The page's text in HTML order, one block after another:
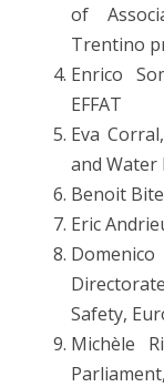
of
Trentino
Enrico
EFFAT
Eva
and Water
Benoit
Eric
Safety,
Michèle